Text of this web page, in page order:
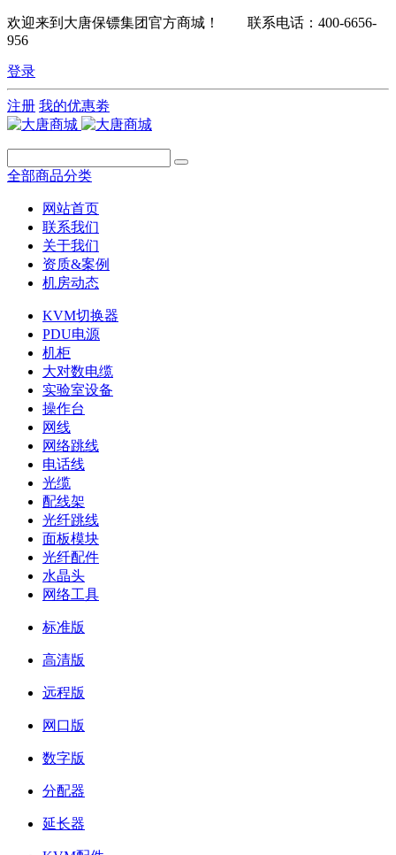
欢迎来到大唐保镖集团官方商城！ 联系电话：400-6656-
956
登录
注册 我的优惠劵
全部商品分类
网站首页
联系我们
关于我们
资质&案例
机房动态
KVM切换器
PDU电源
机柜
大对数电缆
实验室设备
操作台
网线
网络跳线
电话线
光缆
配线架
光纤跳线
面板模块
光纤配件
水晶头
网络工具
标准版
高清版
远程版
网口版
数字版
分配器
延长器